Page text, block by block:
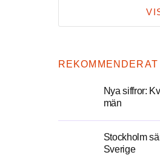
REKOMMENDERAT
Nya siffror:
män
Stockholm
Sverige